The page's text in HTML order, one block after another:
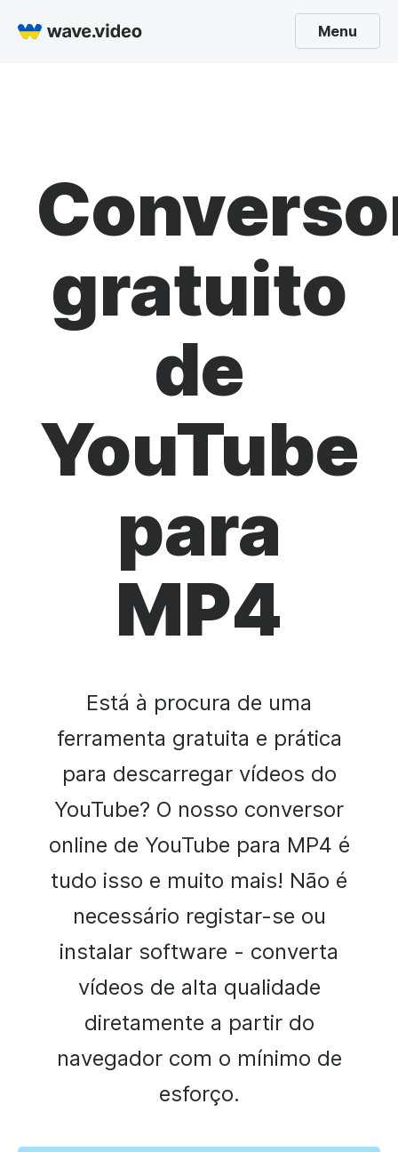
Menu
gratuito
de
YouTube
para
MP4
Está à procura de uma
ferramenta gratuita e prática
para descarregar vídeos do
YouTube? O nosso conversor
online de YouTube para MP4 é
tudo isso e muito mais! Não é
necessário registar-se ou
instalar software - converta
vídeos de alta qualidade
diretamente a partir do
navegador com o mínimo de
esforço.